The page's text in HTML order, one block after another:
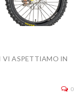
VI ASPETTIAMO IN
0